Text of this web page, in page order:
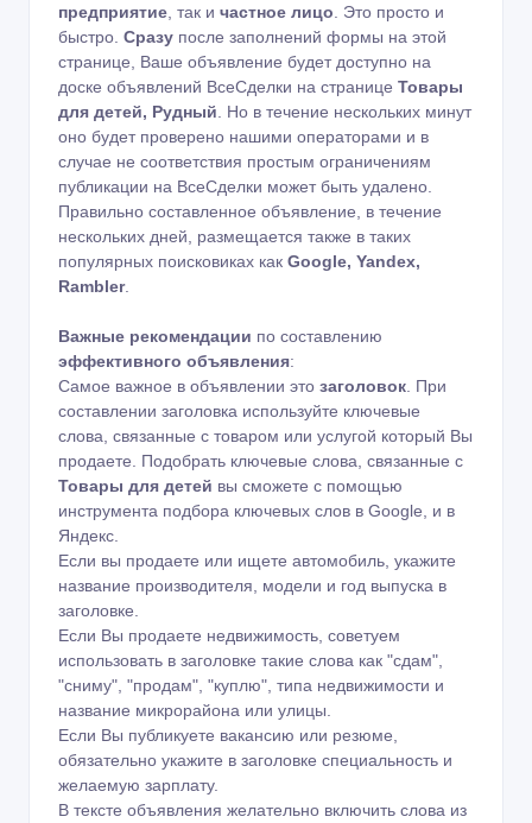
предприятие , так и частное лицо . Это просто и
быстро. Сразу после заполнений формы на этой
странице, Ваше объявление будет доступно на
доске объявлений ВсеСделки на странице Товары
для детей, Рудный . Но в течение нескольких минут
оно будет проверено нашими операторами и в
случае не соответствия простым ограничениям
публикации на ВсеСделки может быть удалено.
Правильно составленное объявление, в течение
нескольких дней, размещается также в таких
популярных поисковиках как Google, Yandex,
Rambler.
Важные рекомендации по составлению
эффективного объявления:
Самое важное в объявлении это заголовок . При
составлении заголовка используйте ключевые
слова, связанные с товаром или услугой который Вы
продаете. Подобрать ключевые слова, связанные с
Товары для детей вы сможете с помощью
инструмента подбора ключевых слов в Google
и в
Яндекс
Если вы продаете или ищете автомобиль, укажите
название производителя, модели и год выпуска в
заголовке.
Если Вы продаете недвижимость, советуем
использовать в заголовке такие слова как "сдам",
"сниму", "продам", "куплю", типа недвижимости и
название микрорайона или улицы.
Если Вы публикуете вакансию или резюме,
обязательно укажите в заголовке специальность и
желаемую зарплату.
В тексте объявления желательно включить слова из